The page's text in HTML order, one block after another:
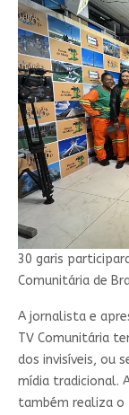
30 garis
Comunitária de
A jornalista e
TV Comunitária
dos invisíveis, ou
mídia tradicional.
também realiza o